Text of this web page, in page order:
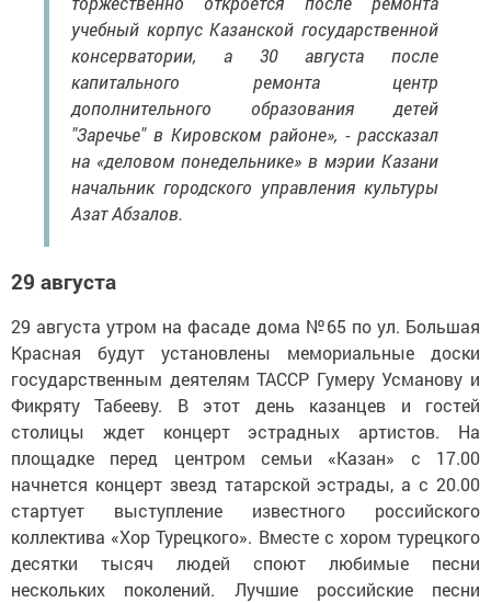
учебный корпус Казанской государственной
консерватории, а 30 августа после
капитального ремонта центр
дополнительного образования детей
"Заречье" в Кировском районе», - рассказал
на «деловом понедельнике» в мэрии Казани
начальник городского управления культуры
Азат Абзалов.
29 августа
29 августа утром на фасаде дома №65 по ул. Большая
Красная будут установлены мемориальные доски
государственным деятелям ТАССР Гумеру Усманову и
Фикряту Табееву. В этот день казанцев и гостей
столицы ждет концерт эстрадных артистов. На
площадке перед центром семьи «Казан» с 17.00
начнется концерт звезд татарской эстрады, а с 20.00
стартует выступление известного российского
коллектива «Хор Турецкого». Вместе с хором турецкого
десятки тысяч людей споют любимые песни
нескольких поколений. Лучшие российские песни